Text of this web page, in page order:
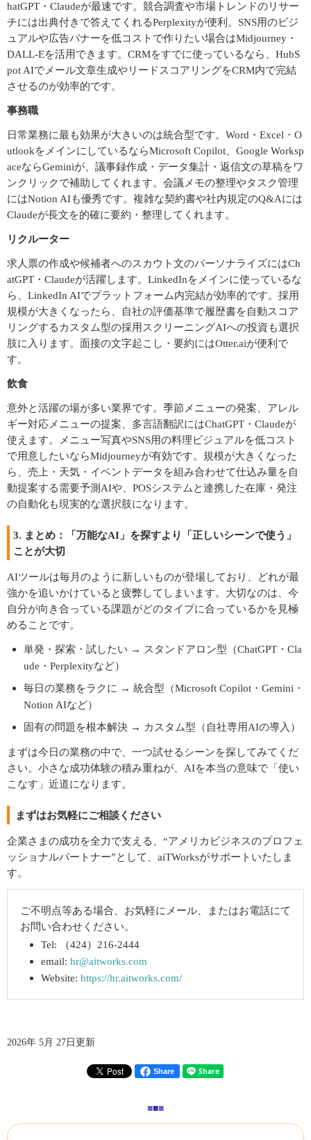
hatGPT・Claudeが最速です。競合調査や市場トレンドのリサー
チには出典付きで答えてくれるPerplexityが便利。SNS用のビジ
ュアルや広告バナーを低コストで作りたい場合はMidjourney・
DALL-Eを活用できます。CRMをすでに使っているなら、HubS
pot AIでメール文章生成やリードスコアリングをCRM内で完結
させるのが効率的です。
事務職
日常業務に最も効果が大きいのは統合型です。Word・Excel・O
utlookをメインにしているならMicrosoft Copilot、Google Worksp
aceならGeminiが、議事録作成・データ集計・返信文の草稿をワ
ンクリックで補助してくれます。会議メモの整理やタスク管理
にはNotion AIも優秀です。複雑な契約書や社内規定のQ&Aには
Claudeが長文を的確に要約・整理してくれます。
リクルーター
求人票の作成や候補者へのスカウト文のパーソナライズにはCh
atGPT・Claudeが活躍します。LinkedInをメインに使っているな
ら、LinkedIn AIでプラットフォーム内完結が効率的です。採用
規模が大きくなったら、自社の評価基準で履歴書を自動スコア
リングするカスタム型の採用スクリーニングAIへの投資も選択
肢に入ります。面接の文字起こし・要約にはOtter.aiが便利で
す。
飲食
意外と活躍の場が多い業界です。季節メニューの発案、アレル
ギー対応メニューの提案、多言語翻訳にはChatGPT・Claudeが
使えます。メニュー写真やSNS用の料理ビジュアルを低コスト
で用意したいならMidjourneyが有効です。規模が大きくなった
ら、売上・天気・イベントデータを組み合わせて仕込み量を自
動提案する需要予測AIや、POSシステムと連携した在庫・発注
の自動化も現実的な選択肢になります。
3. まとめ：「万能なAI」を探すより「正しいシーンで使う」
ことが大切
AIツールは毎月のように新しいものが登場しており、どれが最
強かを追いかけていると疲弊してしまいます。大切なのは、今
自分が向き合っている課題がどのタイプに合っているかを見極
めることです。
単発・探索・試したい → スタンドアロン型（ChatGPT・Cla
ude・Perplexityなど）
毎日の業務をラクに → 統合型（Microsoft Copilot・Gemini・
Notion AIなど）
固有の問題を根本解決 → カスタム型（自社専用AIの導入）
まずは今日の業務の中で、一つ試せるシーンを探してみてくだ
さい。小さな成功体験の積み重ねが、AIを本当の意味で「使い
こなす」近道になります。
まずはお気軽にご相談ください
企業さまの成功を全力で支える、“アメリカビジネスのプロフェ
ッショナルパートナー”として、aiTWorksがサポートいたしま
す。
ご不明点等ある場合、お気軽にメール、またはお電話にて
お問い合わせください。
Tel: （424）216-2444
email:hr@aitworks.com
Website:https://hr.aitworks.com/
2026年 5月 27日更新
Share
■■■